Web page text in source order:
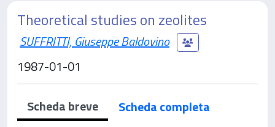
Theoretical studies on zeolites
SUFFRITTI, Giuseppe Baldovino
1987-01-01
Scheda breve
Scheda completa